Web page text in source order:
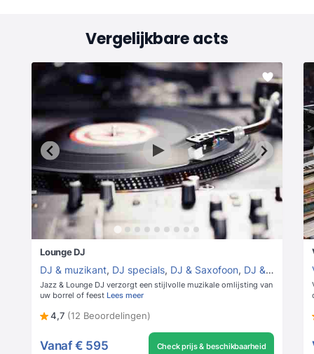
Vergelijkbare acts
Lounge DJ
DJ & muzikant, DJ specials, DJ & Saxofoon, DJ & Percussie
Jazz & Lounge DJ verzorgt een stijlvolle muzikale omlijsting van
uw borrel of feest Lees meer
4,7 (12 Beoordelingen)
Vanaf € 595 Check prijs & beschikbaarheid